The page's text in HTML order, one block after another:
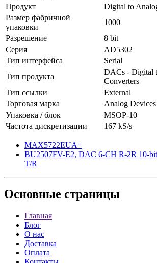
Продукт
Digital to
Размер фабричной
упаковки
1000
Разрешение
8 bit
Серия
AD5302
Тип интерфейса
Serial
Тип продукта
DACs - Digital
Converters
Тип ссылки
External
Торговая марка
Analog Devices
Упаковка / блок
MSOP-10
Частота дискретизации
167 kS/s
MAX5722EUA+
BU2507FV-E2, DAC 6-CH R-2R 10-
T/R
Основные страницы
Главная
Блог
О нас
Доставка
Оплата